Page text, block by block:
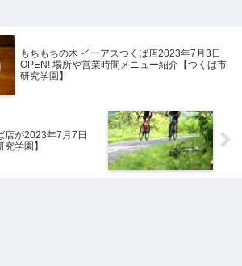
もちもちの木 イーアスつくば店2023年7月3日
OPEN! 場所や営業時間メニュー紹介【つくば市
研究学園】
店が2023年7月7日
学園】